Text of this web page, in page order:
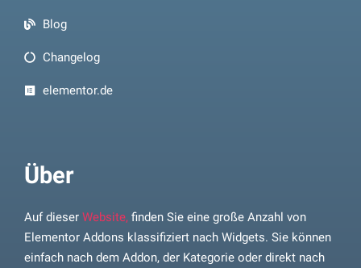
Über
Auf dieser Website, finden Sie eine große Anzahl von
Elementor Addons klassifiziert nach Widgets. Sie können
einfach nach dem Addon, der Kategorie oder direkt nach
Blog
Changelog
elementor.de